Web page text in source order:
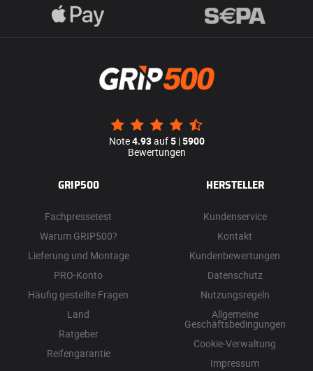
Note4.93auf5|5900
Bewertungen
GRIP500
Fachpressetest
Warum GRIP500?
Lieferung und Montage
PRO-Konto
Häufig gestellte Fragen
Land
Ratgeber
Reifengarantie
HERSTELLER
Kundenservice
Kontakt
Kundenbewertungen
Datenschutz
Nutzungsregeln
Allgemeine
Geschäftsbedingungen
Cookie-Verwaltung
Impressum